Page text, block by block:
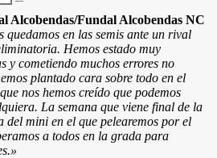
Alcobendas/Fundal Alcobendas NC
quedamos en las semis ante un rival
Hemos estado muy
y cometiendo muchos errores no
plantado cara sobre todo en el
nos hemos creído que podemos
La semana que viene final de la
del mini en el que pelearemos por el
a todos en la grada para